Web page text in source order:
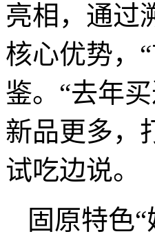
亮相，通过
核心优势，
鉴。“去年
新品更多，
试吃边说。
固原特色